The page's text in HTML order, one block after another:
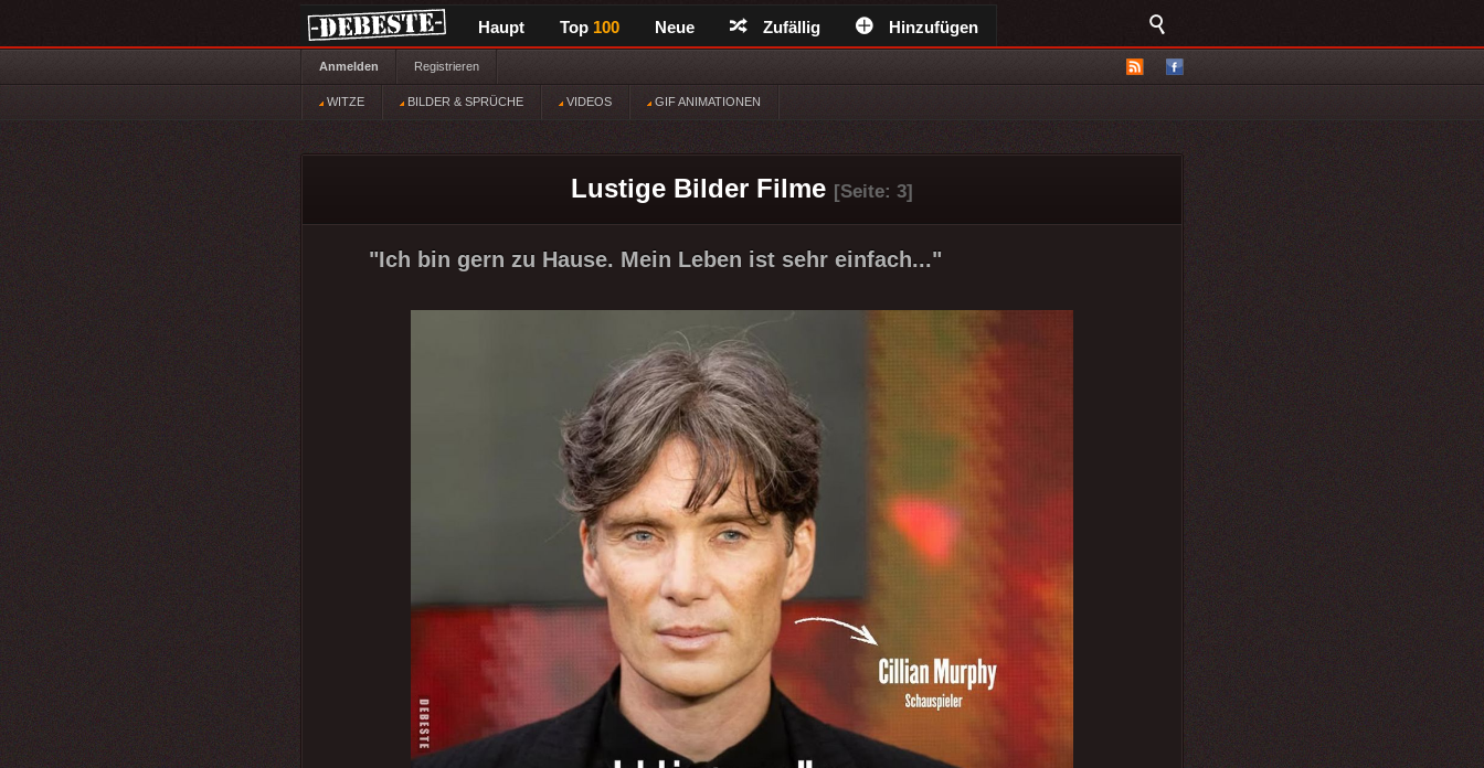
Haupt Top 100 Neue Zufällig Hinzufügen
Anmelden Registrieren
WITZE BILDER & SPRÜCHE VIDEOS GIF ANIMATIONEN
Lustige Bilder Filme [Seite: 3]
"Ich bin gern zu Hause. Mein Leben ist sehr einfach..."